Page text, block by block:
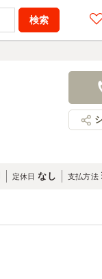
定休日 なし 支払方法